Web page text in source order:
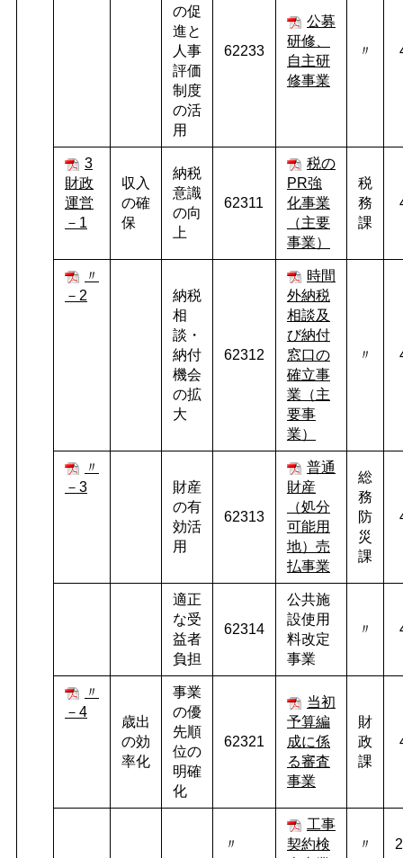
の促
進と
人事
評価
制度
の活
用
62233
公募
研修、
自主研
修事業
〃
3
財政
運営
－1
収入
の確
保
納税
意識
の向
上
62311
税の
PR強
化事業
（主要
事業）
税
務
課
〃
－2
納税
相
談・
納付
機会
の拡
大
62312
時間
外納税
相談及
び納付
窓口の
確立事
業（主
要事
業）
〃
〃
－3
財産
の有
効活
用
62313
普通
財産
（処分
可能用
地）売
払事業
総
務
防
災
課
適正
な受
益者
負担
62314
公共施
設使用
料改定
事業
〃
〃
－4
歳出
の効
率化
事業
の優
先順
位の
明確
化
62321
当初
予算編
成に係
る審査
事業
財
政
課
〃
工事
契約検
〃